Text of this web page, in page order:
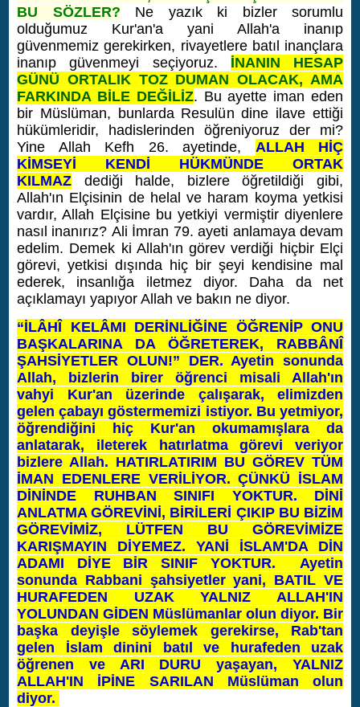
BU SÖZLER? Ne yazık ki bizler sorumlu
olduğumuz Kur'an'a yani Allah'a inanıp
güvenmemiz gerekirken, rivayetlere batıl inançlara
inanıp güvenmeyi seçiyoruz. İNANIN HESAP
GÜNÜ ORTALIK TOZ DUMAN OLACAK, AMA
FARKINDA BİLE DEĞİLİZ. Bu ayette iman eden
bir Müslüman, bunlarda Resulün dine ilave ettiği
hükümleridir, hadislerinden öğreniyoruz der mi?
Yine Allah Kefh 26. ayetinde, ALLAH HİÇ
KİMSEYİ KENDİ HÜKMÜNDE ORTAK
KILMAZ dediği halde, bizlere öğretildiği gibi,
Allah'ın Elçisinin de helal ve haram koyma yetkisi
vardır, Allah Elçisine bu yetkiyi vermiştir diyenlere
nasıl inanırız? Ali İmran 79. ayeti anlamaya devam
edelim. Demek ki Allah'ın görev verdiği hiçbir Elçi
görevi, yetkisi dışında hiç bir şeyi kendisine mal
ederek, insanlığa iletmez diyor. Daha da net
açıklamayı yapıyor Allah ve bakın ne diyor.
“İLÂHÎ KELÂMI DERİNLİĞİNE ÖĞRENİP ONU
BAŞKALARINA DA ÖĞRETEREK, RABBÂNÎ
ŞAHSİYETLER OLUN!” DER. Ayetin sonunda
Allah, bizlerin birer öğrenci misali Allah'ın
vahyi Kur'an üzerinde çalışarak, elimizden
gelen çabayı göstermemizi istiyor. Bu yetmiyor,
öğrendiğini hiç Kur'an okumamışlara da
anlatarak, ileterek hatırlatma görevi veriyor
bizlere Allah. HATIRLATIRIM BU GÖREV TÜM
İMAN EDENLERE VERİLİYOR. ÇÜNKÜ İSLAM
DİNİNDE RUHBAN SINIFI YOKTUR. DİNİ
ANLATMA GÖREVİNİ, BİRİLERİ ÇIKIP BU BİZİM
GÖREVİMİZ, LÜTFEN BU GÖREVİMİZE
KARIŞMAYIN DİYEMEZ. YANİ İSLAM'DA DİN
ADAMI DİYE BİR SINIF YOKTUR. Ayetin
sonunda Rabbani şahsiyetler yani, BATIL VE
HURAFEDEN UZAK YALNIZ ALLAH'IN
YOLUNDAN GİDEN Müslümanlar olun diyor. Bir
başka deyişle söylemek gerekirse, Rab'tan
gelen İslam dinini batıl ve hurafeden uzak
öğrenen ve ARI DURU yaşayan, YALNIZ
ALLAH'IN İPİNE SARILAN Müslüman olun
diyor.